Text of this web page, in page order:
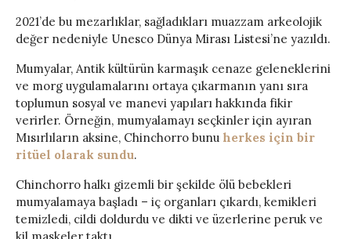
2021’de bu mezarlıklar, sağladıkları muazzam arkeolojik
değer nedeniyle Unesco Dünya Mirası Listesi’ne yazıldı.
Mumyalar, Antik kültürün karmaşık cenaze geleneklerini
ve morg uygulamalarını ortaya çıkarmanın yanı sıra
toplumun sosyal ve manevi yapıları hakkında fikir
verirler. Örneğin, mumyalamayı seçkinler için ayıran
Mısırlıların aksine, Chinchorro bunu herkes için bir
ritüel olarak sundu.
Chinchorro halkı gizemli bir şekilde ölü bebekleri
mumyalamaya başladı – iç organları çıkardı, kemikleri
temizledi, cildi doldurdu ve dikti ve üzerlerine peruk ve
kil maskeler taktı.